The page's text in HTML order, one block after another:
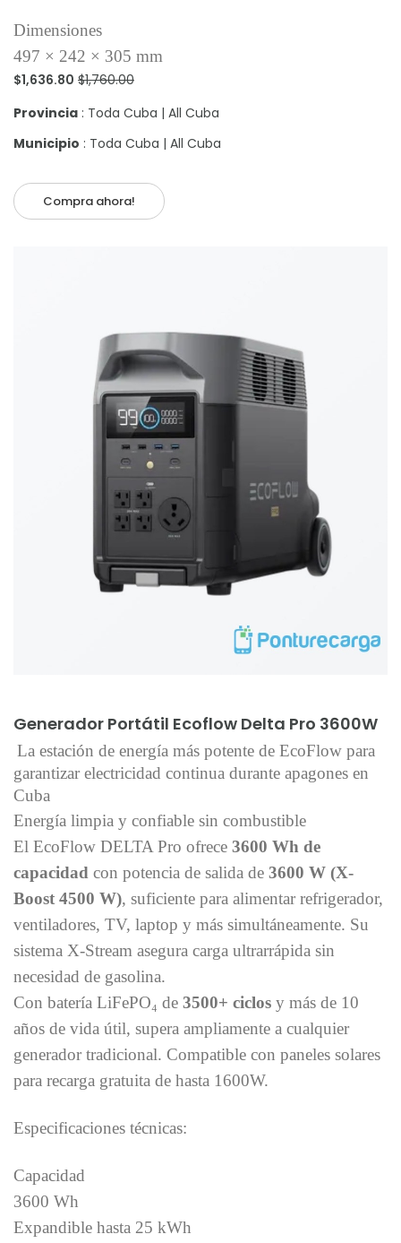
Dimensiones
497 × 242 × 305 mm
$1,636.80 $1,760.00
Provincia : Toda Cuba | All Cuba
Municipio : Toda Cuba | All Cuba
Compra ahora!
Generador Portátil Ecoflow Delta Pro 3600W
La estación de energía más potente de EcoFlow para
garantizar electricidad continua durante apagones en
Cuba
Energía limpia y confiable sin combustible
El EcoFlow DELTA Pro ofrece 3600 Wh de
capacidad con potencia de salida de 3600 W (X-
Boost 4500 W), suficiente para alimentar refrigerador,
ventiladores, TV, laptop y más simultáneamente. Su
sistema X-Stream asegura carga ultrarrápida sin
necesidad de gasolina.
Con batería LiFePO₄ de 3500+ ciclos y más de 10
años de vida útil, supera ampliamente a cualquier
generador tradicional. Compatible con paneles solares
para recarga gratuita de hasta 1600W.
Especificaciones técnicas:
Capacidad
3600 Wh
Expandible hasta 25 kWh